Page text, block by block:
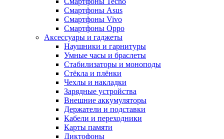
Смартфоны Asus
Смартфоны Vivo
Смартфоны Oppo
Аксессуары и гаджеты
Наушники и гарнитуры
Умные часы и браслеты
Стабилизаторы и моноподы
Стёкла и плёнки
Чехлы и накладки
Зарядные устройства
Внешние аккумуляторы
Держатели и подставки
Кабели и переходники
Карты памяти
Диктофоны